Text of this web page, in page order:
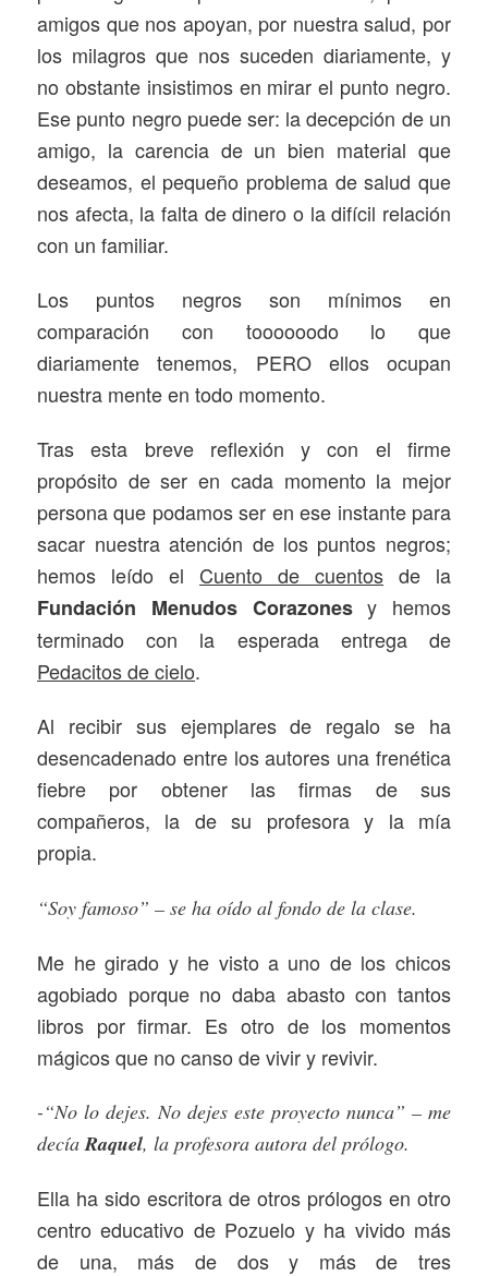
amigos que nos apoyan, por nuestra salud, por
los milagros que nos suceden diariamente, y
no obstante insistimos en mirar el punto negro.
Ese punto negro puede ser: la decepción de un
amigo, la carencia de un bien material que
deseamos, el pequeño problema de salud que
nos afecta, la falta de dinero o la difícil relación
con un familiar.
Los puntos negros son mínimos en
comparación con toooooodo lo que
diariamente tenemos, PERO ellos ocupan
nuestra mente en todo momento.
Tras esta breve reflexión y con el firme
propósito de ser en cada momento la mejor
persona que podamos ser en ese instante para
sacar nuestra atención de los puntos negros;
hemos leído el Cuento de cuentos de la
Fundación Menudos Corazonesy hemos
terminado con la esperada entrega de
Pedacitos de cielo.
Al recibir sus ejemplares de regalo se ha
desencadenado entre los autores una frenética
fiebre por obtener las firmas de sus
compañeros, la de su profesora y la mía
propia.
“Soy famoso” – se ha oído al fondo de la clase.
Me he girado y he visto a uno de los chicos
agobiado porque no daba abasto con tantos
libros por firmar. Es otro de los momentos
mágicos que no canso de vivir y revivir.
-“No lo dejes. No dejes este proyecto nunca” – me
decíaRaquel, la profesora autora del prólogo.
Ella ha sido escritora de otros prólogos en otro
centro educativo de Pozuelo y ha vivido más
de una, más de dos y más de tres